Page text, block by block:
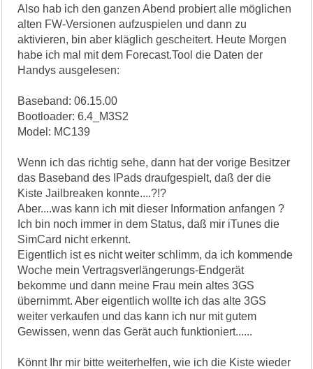
Also hab ich den ganzen Abend probiert alle möglichen
alten FW-Versionen aufzuspielen und dann zu
aktivieren, bin aber kläglich gescheitert. Heute Morgen
habe ich mal mit dem Forecast.Tool die Daten der
Handys ausgelesen:
Baseband: 06.15.00
Bootloader: 6.4_M3S2
Model: MC139
Wenn ich das richtig sehe, dann hat der vorige Besitzer
das Baseband des IPads draufgespielt, daß der die
Kiste Jailbreaken konnte....?!?
Aber....was kann ich mit dieser Information anfangen ?
Ich bin noch immer in dem Status, daß mir iTunes die
SimCard nicht erkennt.
Eigentlich ist es nicht weiter schlimm, da ich kommende
Woche mein Vertragsverlängerungs-Endgerät
bekomme und dann meine Frau mein altes 3GS
übernimmt. Aber eigentlich wollte ich das alte 3GS
weiter verkaufen und das kann ich nur mit gutem
Gewissen, wenn das Gerät auch funktioniert......
Könnt Ihr mir bitte weiterhelfen, wie ich die Kiste wieder